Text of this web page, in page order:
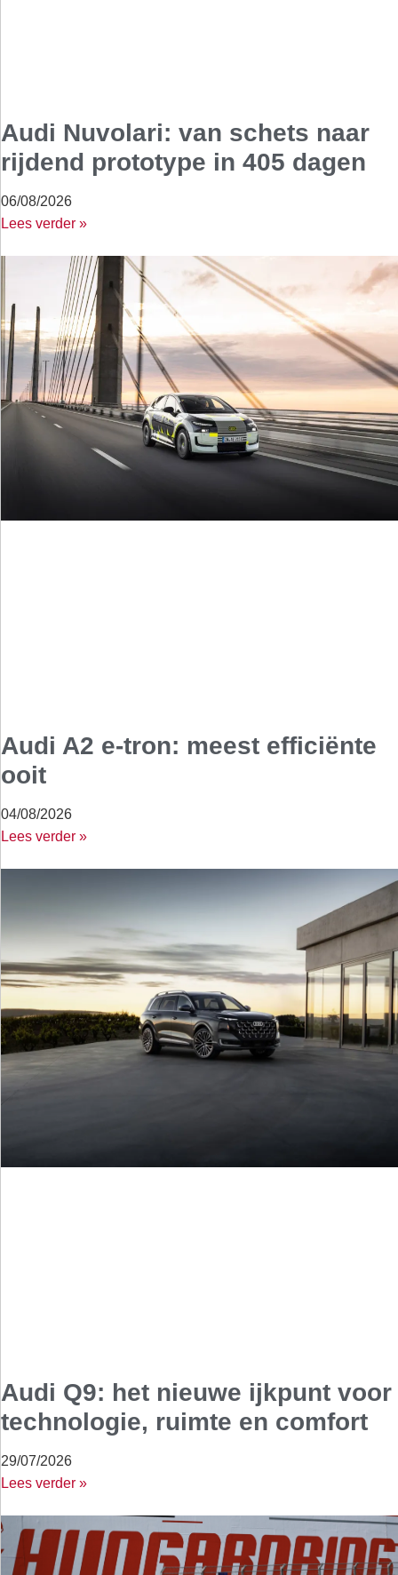
Audi Nuvolari: van schets naar
rijdend prototype in 405 dagen
06/08/2026
Lees verder »
Audi A2 e-tron: meest efficiënte
ooit
04/08/2026
Lees verder »
Audi Q9: het nieuwe ijkpunt voor
technologie, ruimte en comfort
29/07/2026
Lees verder »